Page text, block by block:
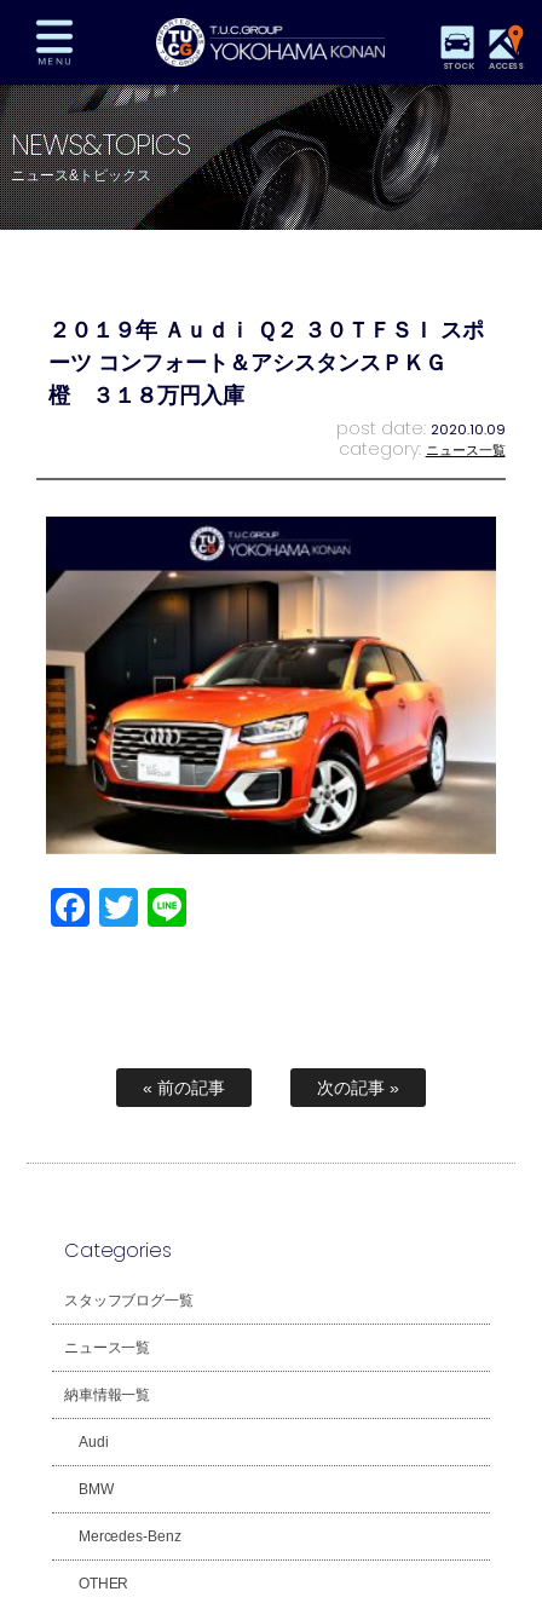
STOCK ACCESS
在庫車両情報 保証&サービス パーツリスト
TUCとは？ 店舗情報 アクセスマップ
全国納車 特別作業 注文販売
プライバシーポリシー スタッフblog 納車blog
NEWS&TOPICS
ニュース&トピックス
２０１９年 Ａｕｄｉ Ｑ２ ３０ＴＦＳＩ スポ
ーツ コンフォート＆アシスタンスＰＫＧ
橙 ３１８万円入庫
post date: 2020.10.09
category: ニュース一覧
Facebook
Twitter
« 前の記事 次の記事 »
Categories
スタッフブログ一覧
ニュース一覧
納車情報一覧
Audi
BMW
Mercedes-Benz
OTHER